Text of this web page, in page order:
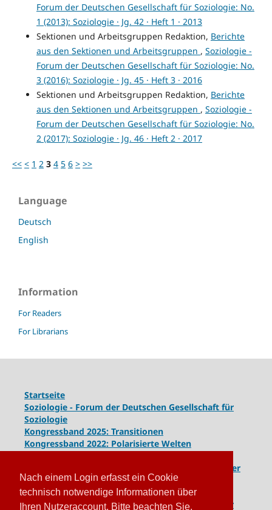
Nach einem Login erfasst ein Cookie
technisch notwendige Informationen über
Ihren Nutzeraccount. Bitte beachten Sie,
Forum der Deutschen Gesellschaft für Soziologie: No.
1 (2013): Soziologie · Jg. 42 · Heft 1 · 2013
Sektionen und Arbeitsgruppen Redaktion, Berichte
aus den Sektionen und Arbeitsgruppen , Soziologie -
Forum der Deutschen Gesellschaft für Soziologie: No.
3 (2016): Soziologie · Jg. 45 · Heft 3 · 2016
Sektionen und Arbeitsgruppen Redaktion, Berichte
aus den Sektionen und Arbeitsgruppen , Soziologie -
Forum der Deutschen Gesellschaft für Soziologie: No.
2 (2017): Soziologie · Jg. 46 · Heft 2 · 2017
<< < 1 2 3 4 5 6 > >>
Language
Deutsch
English
Information
For Readers
For Librarians
Startseite
Soziologie - Forum der Deutschen Gesellschaft für
Soziologie
Kongressband 2025: Transitionen
Kongressband 2022: Polarisierte Welten
Komplexe Dynamiken globaler
und lokaler Entwicklungen
Kongressband 2016: Geschlossene Gesellschaften
Kongressband 2014: Routinen der Krise - Krise der